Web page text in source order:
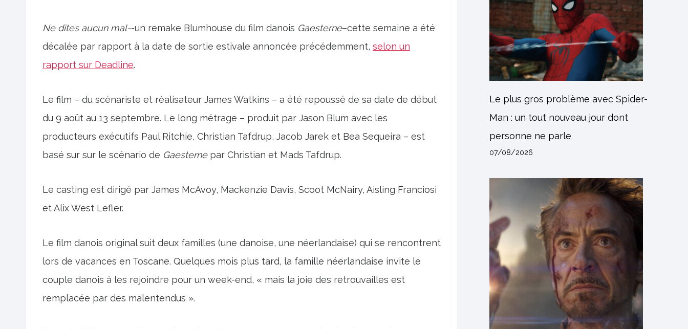
Ne dites aucun mal--un remake Blumhouse du film danois Gaesterne–cette semaine a été
décalée par rapport à la date de sortie estivale annoncée précédemment, selon un
rapport sur Deadline.
Le film – du scénariste et réalisateur James Watkins – a été repoussé de sa date de début
du 9 août au 13 septembre. Le long métrage – produit par Jason Blum avec les
producteurs exécutifs Paul Ritchie, Christian Tafdrup, Jacob Jarek et Bea Sequeira – est
basé sur sur le scénario de Gaesternepar Christian et Mads Tafdrup.
Le casting est dirigé par James McAvoy, Mackenzie Davis, Scoot McNairy, Aisling Franciosi
et Alix West Lefler.
Le film danois original suit deux familles (une danoise, une néerlandaise) qui se rencontrent
lors de vacances en Toscane. Quelques mois plus tard, la famille néerlandaise invite le
couple danois à les rejoindre pour un week-end, « mais la joie des retrouvailles est
remplacée par des malentendus ».
Le plus gros problème avec Spider-
Man : un tout nouveau jour dont
personne ne parle
07/08/2026